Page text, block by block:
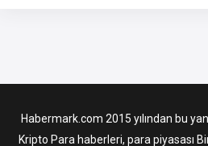
Habermark.com 2015 yılından bu
Kripto Para haberleri, para piyasası